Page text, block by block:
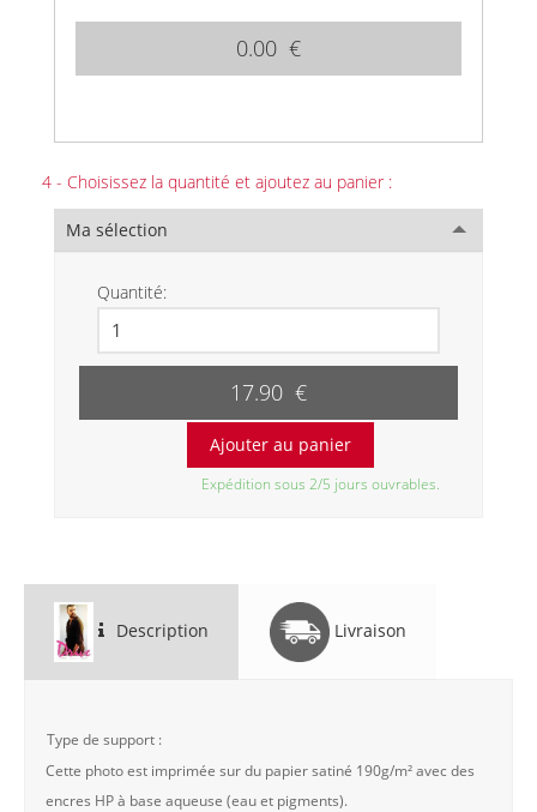
0.00 €
4 - Choisissez la quantité et ajoutez au panier :
Ma sélection
Quantité:
17.90 €
Expédition sous 2/5 jours ouvrables.
Description Livraison
Type de support :
Cette photo est imprimée sur du papier satiné 190g/m² avec des
encres HP à base aqueuse (eau et pigments).